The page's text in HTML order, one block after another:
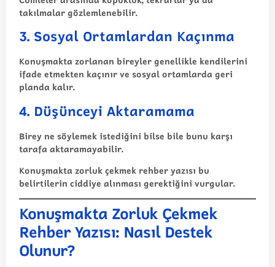
takılmalar gözlemlenebilir.
3. Sosyal Ortamlardan Kaçınma
Konuşmakta zorlanan bireyler genellikle kendilerini
ifade etmekten kaçınır ve sosyal ortamlarda geri
planda kalır.
4. Düşünceyi Aktaramama
Birey ne söylemek istediğini bilse bile bunu karşı
tarafa aktaramayabilir.
Konuşmakta zorluk çekmek rehber yazısı bu
belirtilerin ciddiye alınması gerektiğini vurgular.
Konuşmakta Zorluk Çekmek
Rehber Yazısı: Nasıl Destek
Olunur?